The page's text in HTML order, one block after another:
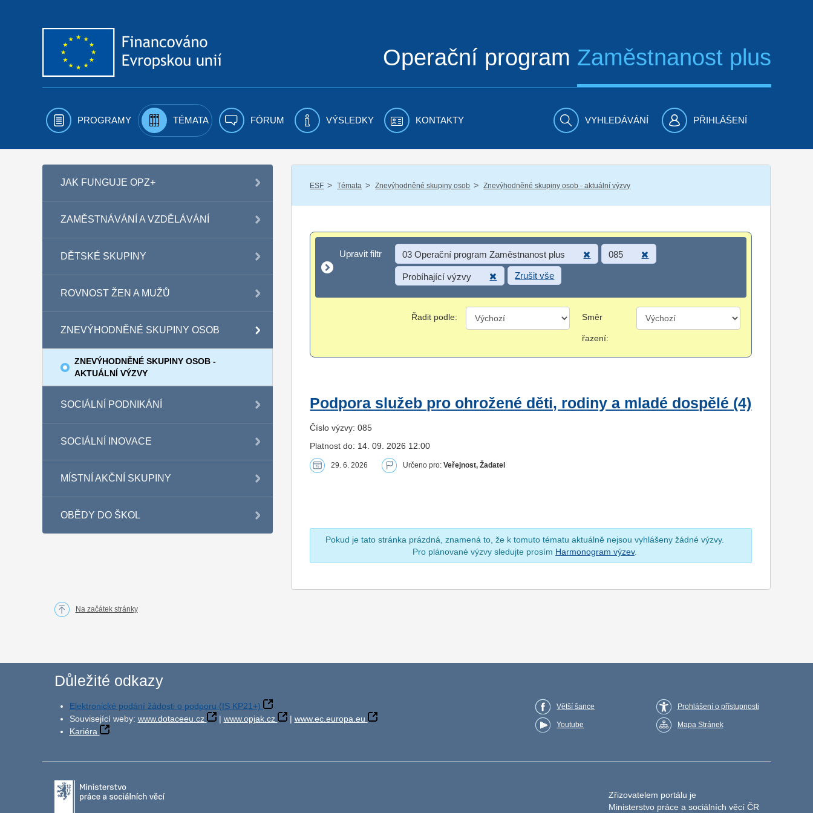
Operační program Zaměstnanost plus
PROGRAMY TÉMATA FÓRUM VÝSLEDKY KONTAKTY VYHLEDÁVÁNÍ PŘIHLÁŠENÍ
JAK FUNGUJE OPZ+
ZAMĚSTNÁVÁNÍ A VZDĚLÁVÁNÍ
DĚTSKÉ SKUPINY
ROVNOST ŽEN A MUŽŮ
ZNEVÝHODNĚNÉ SKUPINY OSOB
ZNEVÝHODNĚNÉ SKUPINY OSOB -
AKTUÁLNÍ VÝZVY
SOCIÁLNÍ PODNIKÁNÍ
SOCIÁLNÍ INOVACE
MÍSTNÍ AKČNÍ SKUPINY
OBĚDY DO ŠKOL
ESF / Témata / Znevýhodněné skupiny osob / Znevýhodněné skupiny osob - aktuální výzvy
Upravit filtr
Upravit filtr 03 Operační program Zaměstnanost plus 085
Probíhající výzvy Zrušit vše
Řadit podle: Směr
řazení:
Podpora služeb pro ohrožené děti, rodiny a mladé dospělé (4)
Číslo výzvy: 085
Platnost do: 14. 09. 2026 12:00
29. 6. 2026 Určeno pro:Veřejnost, Žadatel
Pokud je tato stránka prázdná, znamená to, že k tomuto tématu aktuálně nejsou vyhlášeny žádné výzvy.
Pro plánované výzvy sledujte prosím Harmonogram výzev.
Na začátek stránky
Důležité odkazy
Elektronické podání žádosti o podporu (IS KP21+)
Související weby: www.dotaceeu.cz | www.opjak.cz | www.ec.europa.eu
Kariéra
Větší šance
Youtube
Prohlášení o přístupnosti
Mapa Stránek
Zřizovatelem portálu je
Ministerstvo práce a sociálních věcí ČR